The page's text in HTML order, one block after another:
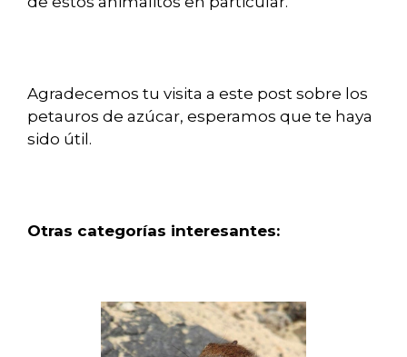
Agradecemos tu visita a este post sobre los
petauros de azúcar, esperamos que te haya
sido útil.
Otras categorías interesantes: